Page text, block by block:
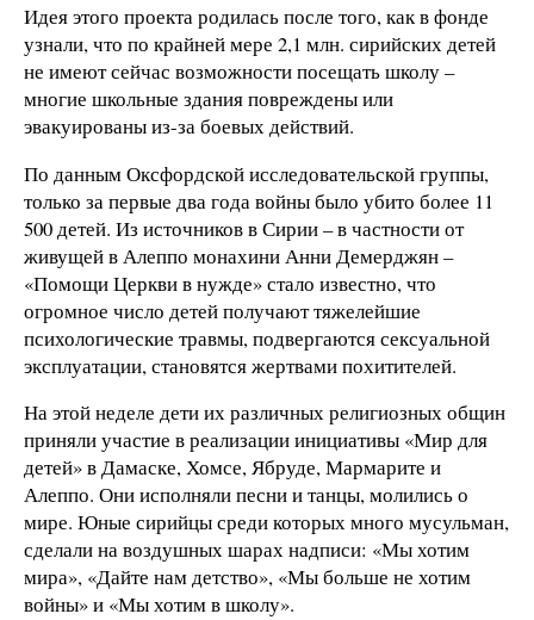
Идея этого проекта родилась после того, как в фонде
узнали, что по крайней мере 2,1 млн. сирийских детей
не имеют сейчас возможности посещать школу –
многие школьные здания повреждены или
эвакуированы из-за боевых действий.
По данным Оксфордской исследовательской группы,
только за первые два года войны было убито более 11
500 детей. Из источников в Сирии – в частности от
живущей в Алеппо монахини Анни Демерджян –
«Помощи Церкви в нужде» стало известно, что
огромное число детей получают тяжелейшие
психологические травмы, подвергаются сексуальной
эксплуатации, становятся жертвами похитителей.
На этой неделе дети их различных религиозных общин
приняли участие в реализации инициативы «Мир для
детей» в Дамаске, Хомсе, Ябруде, Мармарите и
Алеппо. Они исполняли песни и танцы, молились о
мире. Юные сирийцы среди которых много мусульман,
сделали на воздушных шарах надписи: «Мы хотим
мира», «Дайте нам детство», «Мы больше не хотим
войны» и «Мы хотим в школу».